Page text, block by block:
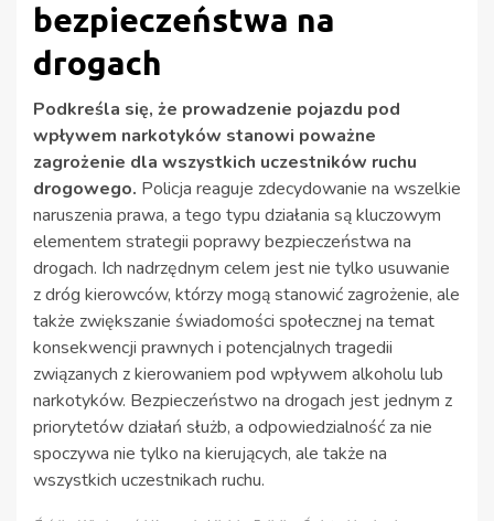
bezpieczeństwa na
drogach
Podkreśla się, że prowadzenie pojazdu pod
wpływem narkotyków stanowi poważne
zagrożenie dla wszystkich uczestników ruchu
drogowego. Policja reaguje zdecydowanie na wszelkie
naruszenia prawa, a tego typu działania są kluczowym
elementem strategii poprawy bezpieczeństwa na
drogach. Ich nadrzędnym celem jest nie tylko usuwanie
z dróg kierowców, którzy mogą stanowić zagrożenie, ale
także zwiększanie świadomości społecznej na temat
konsekwencji prawnych i potencjalnych tragedii
związanych z kierowaniem pod wpływem alkoholu lub
narkotyków. Bezpieczeństwo na drogach jest jednym z
priorytetów działań służb, a odpowiedzialność za nie
spoczywa nie tylko na kierujących, ale także na
wszystkich uczestnikach ruchu.